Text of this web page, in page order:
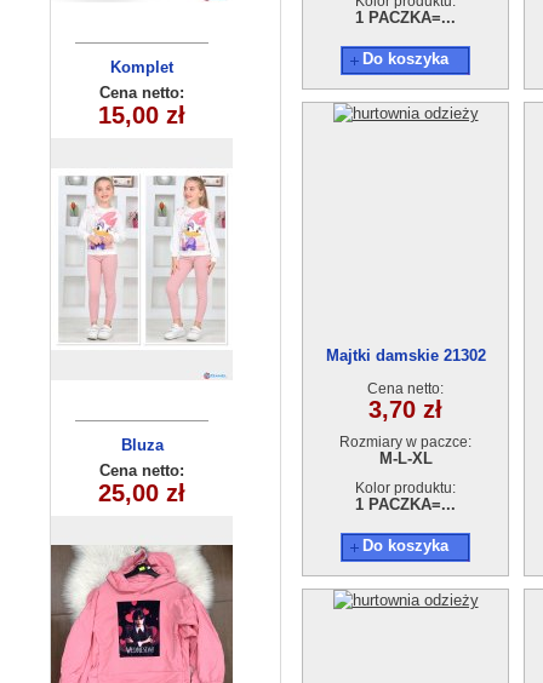
Komplet
dziewczęcy
315-9(3-10)
5szt
Cena netto:
15,00 zł
Bluza
dziecięca
(6-16) 6szt
Cena netto:
25,00 zł
Spodenki
dziecięce
(9-12) 4szt
Cena netto:
6,50 zł
Komplet
dziewczęcy
(6-16) 6szt
Cena netto:
47,00 zł
1 PACZKA=...
Do koszyka
Majtki damskie 21302
Cena netto:
3,70 zł
Rozmiary w paczce:
M-L-XL
Kolor produktu:
1 PACZKA=...
Do koszyka